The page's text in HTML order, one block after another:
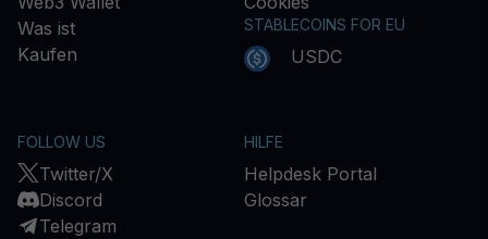
Was ist
Kaufen
STABLECOINS FOR EU
USDC
FOLLOW US
Twitter/X
Discord
Telegram
HILFE
Helpdesk Portal
Glossar